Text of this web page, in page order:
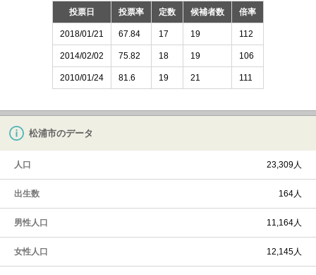
投票日 投票率 定数 候補者数 倍率
2018/01/21 67.84 17 19 112
2014/02/02 75.82 18 19 106
2010/01/24 81.6 19 21 111
松浦市のデータ
人口 23,309人
出生数 164人
男性人口 11,164人
女性人口 12,145人